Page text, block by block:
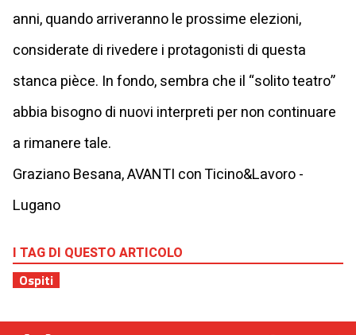
anni, quando arriveranno le prossime elezioni,
considerate di rivedere i protagonisti di questa
stanca pièce. In fondo, sembra che il “solito teatro”
abbia bisogno di nuovi interpreti per non continuare
a rimanere tale.
Graziano Besana, AVANTI con Ticino&Lavoro -
Lugano
I TAG DI QUESTO ARTICOLO
Ospiti